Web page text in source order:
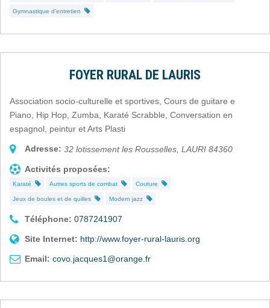
Gymnastique d'entretien
FOYER RURAL DE LAURIS
Association socio-culturelle et sportives, Cours de guitare e
Piano, Hip Hop, Zumba, Karaté Scrabble, Conversation en
espagnol, peintur et Arts Plasti
Adresse: 32 lotissement les Rousselles LAURI 84360
Activités proposées:
Karaté Autres sports de combat Couture
Jeux de boules et de quilles Modern jazz
Téléphone: 0787241907
Site Internet: http://www.foyer-rural-lauris.org
Email: covo.jacques1@orange.fr